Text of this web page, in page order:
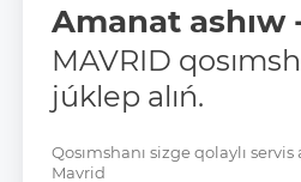
Amanat ashıw
MAVRID
júklep alıń.
Qosımshanı sizge qolaylı
Mavrid